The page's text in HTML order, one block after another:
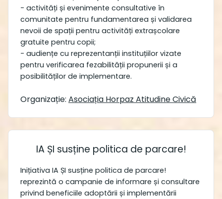
- activități și evenimente consultative în
comunitate pentru fundamentarea și validarea
nevoii de spații pentru activități extrașcolare
gratuite pentru copii;
- audiențe cu reprezentanții instituțiilor vizate
pentru verificarea fezabilității propunerii și a
posibilităților de implementare.
Organizație: Asociația Horpaz Atitudine Civică
IA ȘI susține politica de parcare!
Inițiativa IA ȘI susține politica de parcare!
reprezintă o campanie de informare și consultare
privind beneficiile adoptării și implementării